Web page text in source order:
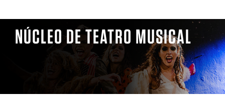
NÚCLEO DE TEATRO MUSICAL